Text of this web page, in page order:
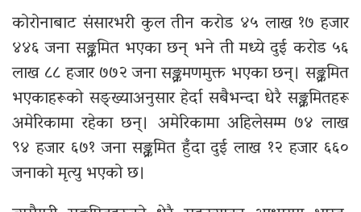
कोरोनाबाट संसारभरी कुल तीन करोड ४५ लाख १७ हजार
४४६ जना सङ्क्रमित भएका छन् भने ती मध्ये दुई करोड ५६
लाख ८८ हजार ७७२ जना सङ्क्रमणमुक्त भएका छन्। सङ्क्रमित
भएकाहरूको सङ्ख्याअनुसार हेर्दा सबैभन्दा धेरै सङ्क्रमितहरू
अमेरिकामा रहेका छन्। अमेरिकामा अहिलेसम्म ७४ लाख
९४ हजार ६७१ जना सङ्क्रमित हुँदा दुई लाख १२ हजार ६६०
जनाको मृत्यु भएको छ।